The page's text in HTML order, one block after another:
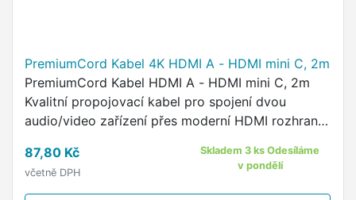
PremiumCord Kabel 4K HDMI A - HDMI mini C, 2m
PremiumCord Kabel HDMI A - HDMI mini C, 2m
Kvalitní propojovací kabel pro spojení dvou
audio/video zařízení přes moderní HDMI rozhraní,
87,80 Kč
včetně DPH
Skladem 3 ks Odesíláme
v pondělí